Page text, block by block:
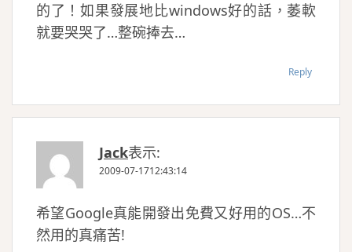
的了！如果發展地比windows好的話，萎軟
就要哭哭了…整碗捧去…
Reply
Jack表示:
2009-07-1712:43:14
希望Google真能開發出免費又好用的OS…不
然用的真痛苦!